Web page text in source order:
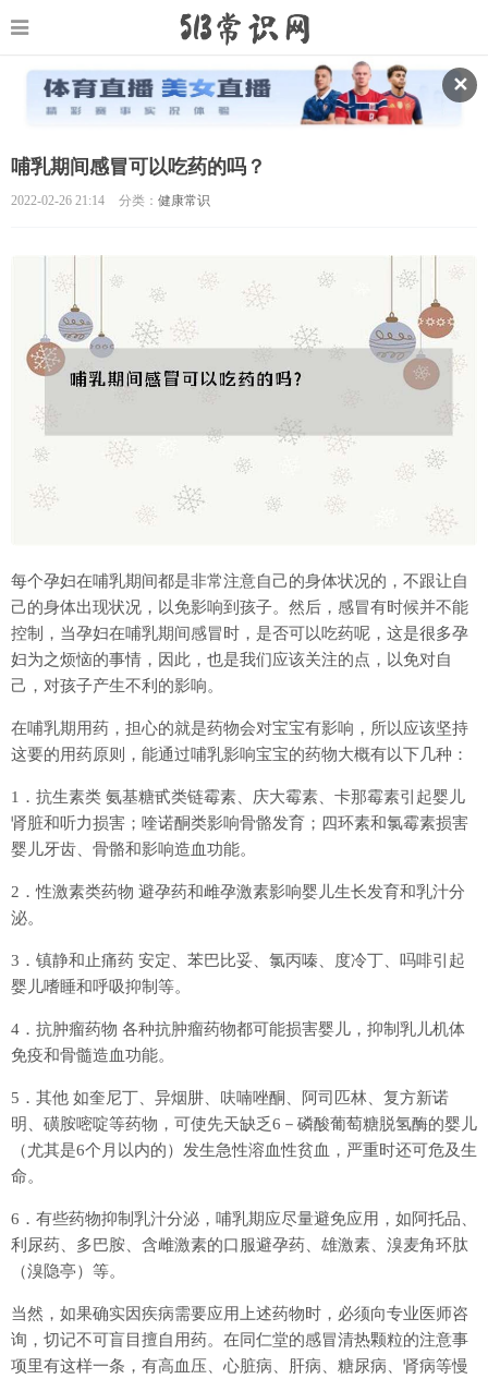
✕
哺乳期间感冒可以吃药的吗？
2022-02-26 21:14 分类： 健康常识
每个孕妇在哺乳期间都是非常注意自己的身体状况的，不跟让自
己的身体出现状况，以免影响到孩子。然后，感冒有时候并不能
控制，当孕妇在哺乳期间感冒时，是否可以吃药呢，这是很多孕
妇为之烦恼的事情，因此，也是我们应该关注的点，以免对自
己，对孩子产生不利的影响。
在哺乳期用药，担心的就是药物会对宝宝有影响，所以应该坚持
这要的用药原则，能通过哺乳影响宝宝的药物大概有以下几种：
1．抗生素类 氨基糖甙类链霉素、庆大霉素、卡那霉素引起婴儿
肾脏和听力损害；喹诺酮类影响骨骼发育；四环素和氯霉素损害
婴儿牙齿、骨骼和影响造血功能。
2．性激素类药物 避孕药和雌孕激素影响婴儿生长发育和乳汁分
泌。
3．镇静和止痛药 安定、苯巴比妥、氯丙嗪、度冷丁、吗啡引起
婴儿嗜睡和呼吸抑制等。
4．抗肿瘤药物 各种抗肿瘤药物都可能损害婴儿，抑制乳儿机体
免疫和骨髓造血功能。
5．其他 如奎尼丁、异烟肼、呋喃唑酮、阿司匹林、复方新诺
明、磺胺嘧啶等药物，可使先天缺乏6－磷酸葡萄糖脱氢酶的婴儿
（尤其是6个月以内的）发生急性溶血性贫血，严重时还可危及生
命。
6．有些药物抑制乳汁分泌，哺乳期应尽量避免应用，如阿托品、
利尿药、多巴胺、含雌激素的口服避孕药、雄激素、溴麦角环肽
（溴隐亭）等。
当然，如果确实因疾病需要应用上述药物时，必须向专业医师咨
询，切记不可盲目擅自用药。在同仁堂的感冒清热颗粒的注意事
项里有这样一条，有高血压、心脏病、肝病、糖尿病、肾病等慢